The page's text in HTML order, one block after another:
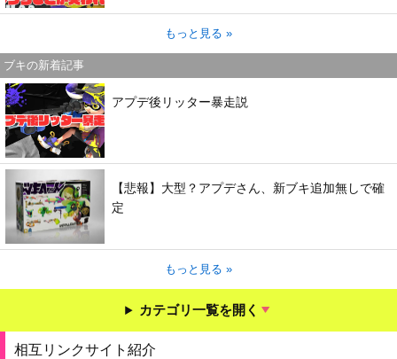
もっと見る »
ブキの新着記事
アプデ後リッター暴走説
【悲報】大型？アプデさん、新ブキ追加無しで確
定
もっと見る »
カテゴリ一覧を開く
相互リンクサイト紹介